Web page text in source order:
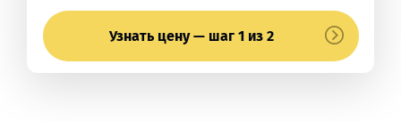
Узнать цену — шаг 1 из 2